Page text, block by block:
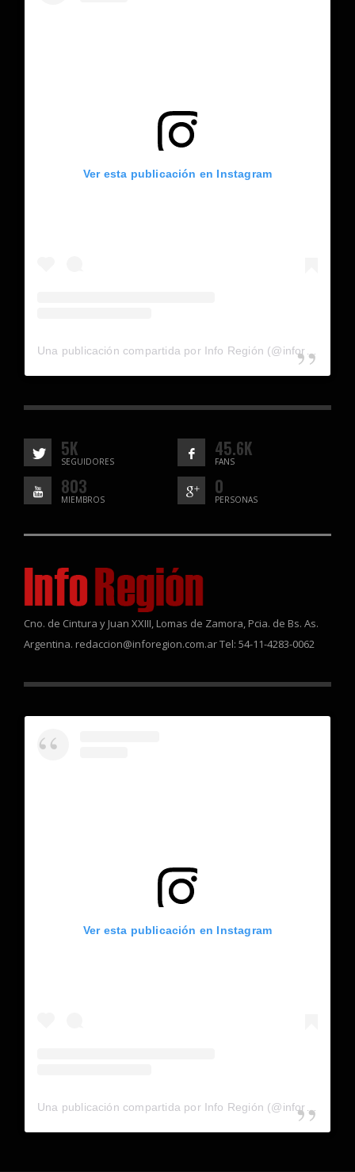
Ver esta publicación en Instagram
5K
SEGUIDORES
45.6K
FANS
803
MIEMBROS
0
PERSONAS
Cno. de Cintura y Juan XXIII, Lomas de Zamora, Pcia. de Bs. As.
Argentina. redaccion@inforegion.com.ar Tel: 54-11-4283-0062
Ver esta publicación en Instagram